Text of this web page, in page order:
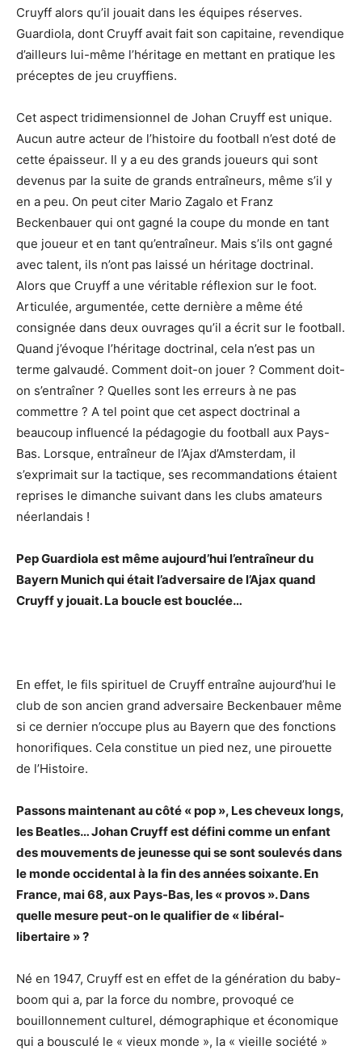
Cruyff alors qu’il jouait dans les équipes réserves.
Guardiola, dont Cruyff avait fait son capitaine, revendique
d’ailleurs lui-même l’héritage en mettant en pratique les
préceptes de jeu cruyffiens.
Cet aspect tridimensionnel de Johan Cruyff est unique.
Aucun autre acteur de l’histoire du football n’est doté de
cette épaisseur. Il y a eu des grands joueurs qui sont
devenus par la suite de grands entraîneurs, même s’il y
en a peu. On peut citer Mario Zagalo et Franz
Beckenbauer qui ont gagné la coupe du monde en tant
que joueur et en tant qu’entraîneur. Mais s’ils ont gagné
avec talent, ils n’ont pas laissé un héritage doctrinal.
Alors que Cruyff a une véritable réflexion sur le foot.
Articulée, argumentée, cette dernière a même été
consignée dans deux ouvrages qu’il a écrit sur le football.
Quand j’évoque l’héritage doctrinal, cela n’est pas un
terme galvaudé. Comment doit-on jouer ? Comment doit-
on s’entraîner ? Quelles sont les erreurs à ne pas
commettre ? A tel point que cet aspect doctrinal a
beaucoup influencé la pédagogie du football aux Pays-
Bas. Lorsque, entraîneur de l’Ajax d’Amsterdam, il
s’exprimait sur la tactique, ses recommandations étaient
reprises le dimanche suivant dans les clubs amateurs
néerlandais !
Pep Guardiola est même aujourd’hui l’entraîneur du
Bayern Munich qui était l’adversaire de l’Ajax quand
Cruyff y jouait. La boucle est bouclée…
En effet, le fils spirituel de Cruyff entraîne aujourd’hui le
club de son ancien grand adversaire Beckenbauer même
si ce dernier n’occupe plus au Bayern que des fonctions
honorifiques. Cela constitue un pied nez, une pirouette
de l’Histoire.
Passons maintenant au côté « pop », Les cheveux longs,
les Beatles… Johan Cruyff est défini comme un enfant
des mouvements de jeunesse qui se sont soulevés dans
le monde occidental à la fin des années soixante. En
France, mai 68, aux Pays-Bas, les « provos ». Dans
quelle mesure peut-on le qualifier de « libéral-
libertaire » ?
Né en 1947, Cruyff est en effet de la génération du baby-
boom qui a, par la force du nombre, provoqué ce
bouillonnement culturel, démographique et économique
qui a bousculé le « vieux monde », la « vieille société »